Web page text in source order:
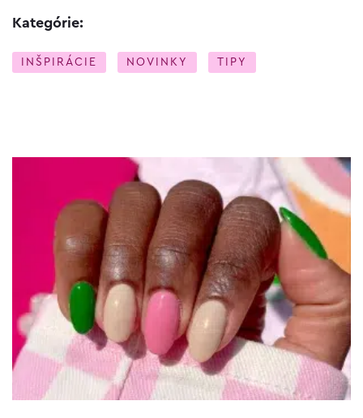
Kategórie:
INŠPIRÁCIE NOVINKY TIPY